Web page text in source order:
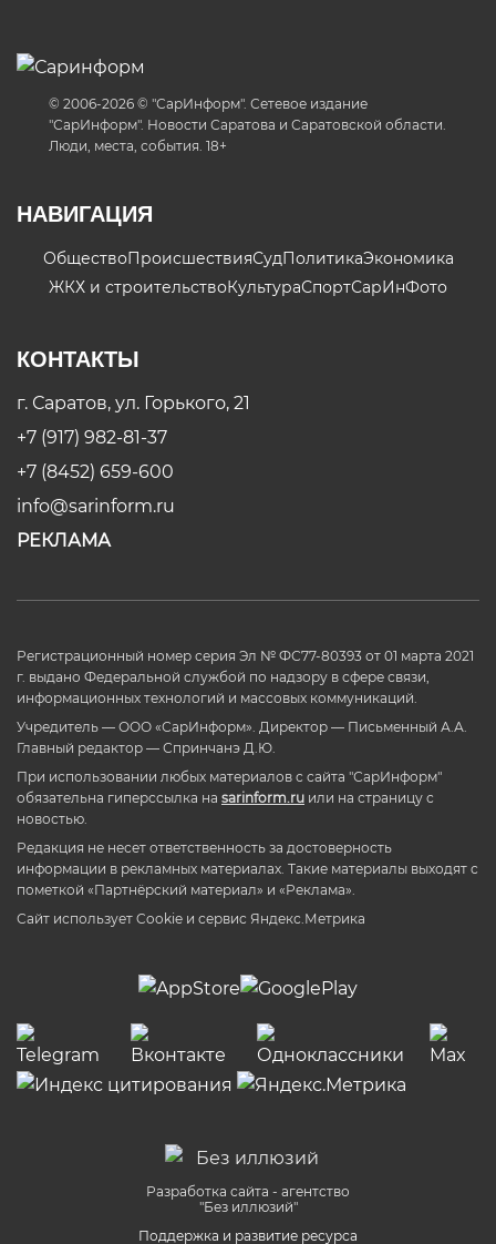
© 2006-2026 © "СарИнформ". Сетевое издание
"СарИнформ". Новости Саратова и Саратовской области.
Люди, места, события. 18+
НАВИГАЦИЯ
ОбществоПроисшествияСудПолитикаЭкономика
ЖКХ и строительствоКультураСпортСарИнФото
КОНТАКТЫ
г. Саратов, ул. Горького, 21
+7 (917) 982-81-37
+7 (8452) 659-600
info@sarinform.ru
РЕКЛАМА
Регистрационный номер серия Эл № ФС77-80393 от 01 марта 2021
г. выдано Федеральной службой по надзору в сфере связи,
информационных технологий и массовых коммуникаций.
Учредитель — ООО «СарИнформ». Директор — Письменный А.А.
Главный редактор — Спринчанэ Д.Ю.
При использовании любых материалов с сайта "СарИнформ"
обязательна гиперссылка на sarinform.ru или на страницу с
новостью.
Редакция не несет ответственность за достоверность
информации в рекламных материалах. Такие материалы выходят с
пометкой «Партнёрский материал» и «Реклама».
Сайт использует Cookie и сервиc Яндекс.Метрика
Разработка сайта - агентство
"Без иллюзий"
Поддержка и развитие ресурса